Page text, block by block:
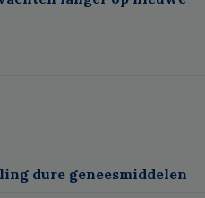
dure geneesmiddelen